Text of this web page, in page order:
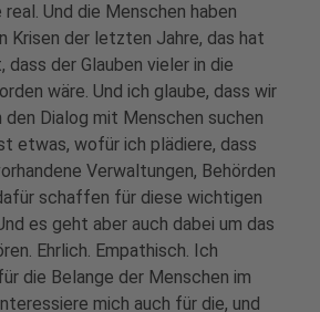
Und die Menschen haben
Krisen der letzten Jahre, das hat
der Glauben vieler in die
wäre. Und ich glaube, dass wir
Dialog mit Menschen suchen
etwas, wofür ich plädiere, dass
Verwaltungen, Behörden
schaffen für diese wichtigen
es geht aber auch dabei um das
Ehrlich. Empathisch. Ich
die Belange der Menschen im
mich auch für die, und